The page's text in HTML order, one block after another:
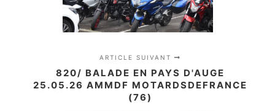
ARTICLE SUIVANT
820/ BALADE EN PAYS D'AUGE
25.05.26 AMMDF MOTARDSDEFRANCE
(76)